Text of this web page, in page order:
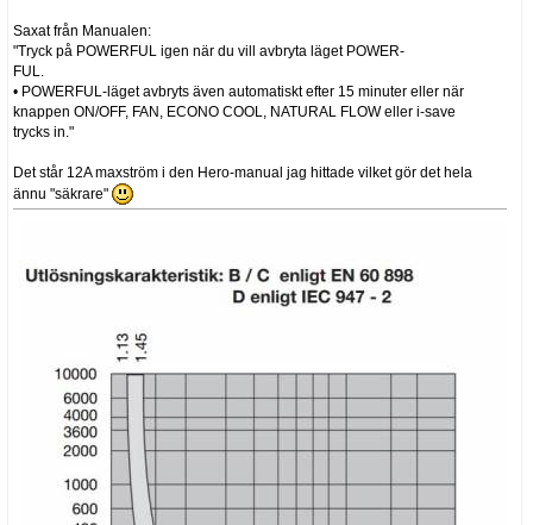
Saxat från Manualen:
"Tryck på POWERFUL igen när du vill avbryta läget POWER-
FUL.
• POWERFUL-läget avbryts även automatiskt efter 15 minuter eller när
knappen ON/OFF, FAN, ECONO COOL, NATURAL FLOW eller i-save
trycks in."
Det står 12A maxström i den Hero-manual jag hittade vilket gör det hela
ännu "säkrare"